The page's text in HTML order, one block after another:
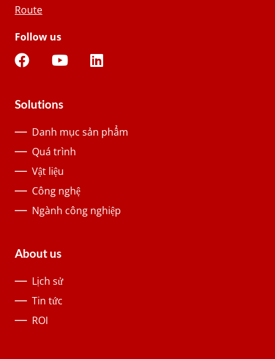
Route
Follow us
Solutions
Danh mục sản phẩm
Quá trình
Vật liệu
Công nghệ
Ngành công nghiệp
About us
Lịch sử
Tin tức
ROI